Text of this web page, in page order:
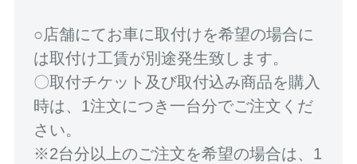
○店舗にてお車に取付けを希望の場合に
は取付け工賃が別途発生致します。
〇取付チケット及び取付込み商品を購入
時は、1注文につき一台分でご注文くだ
さい。
※2台分以上のご注文を希望の場合は、1